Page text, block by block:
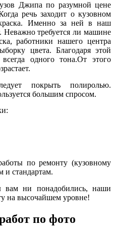
Джипа по разумной цене
речь заходит о кузовном
Именно за ней в наш
Неважно требуется ли машине
работники нашего центра
цвета. Благодаря этой
одного тона.От этого
покрыть полиролью.
большим спросом.
по ремонту (кузовному
и стандартам.
вам ни понадобились, наши
на высочайшем уровне!
по фото